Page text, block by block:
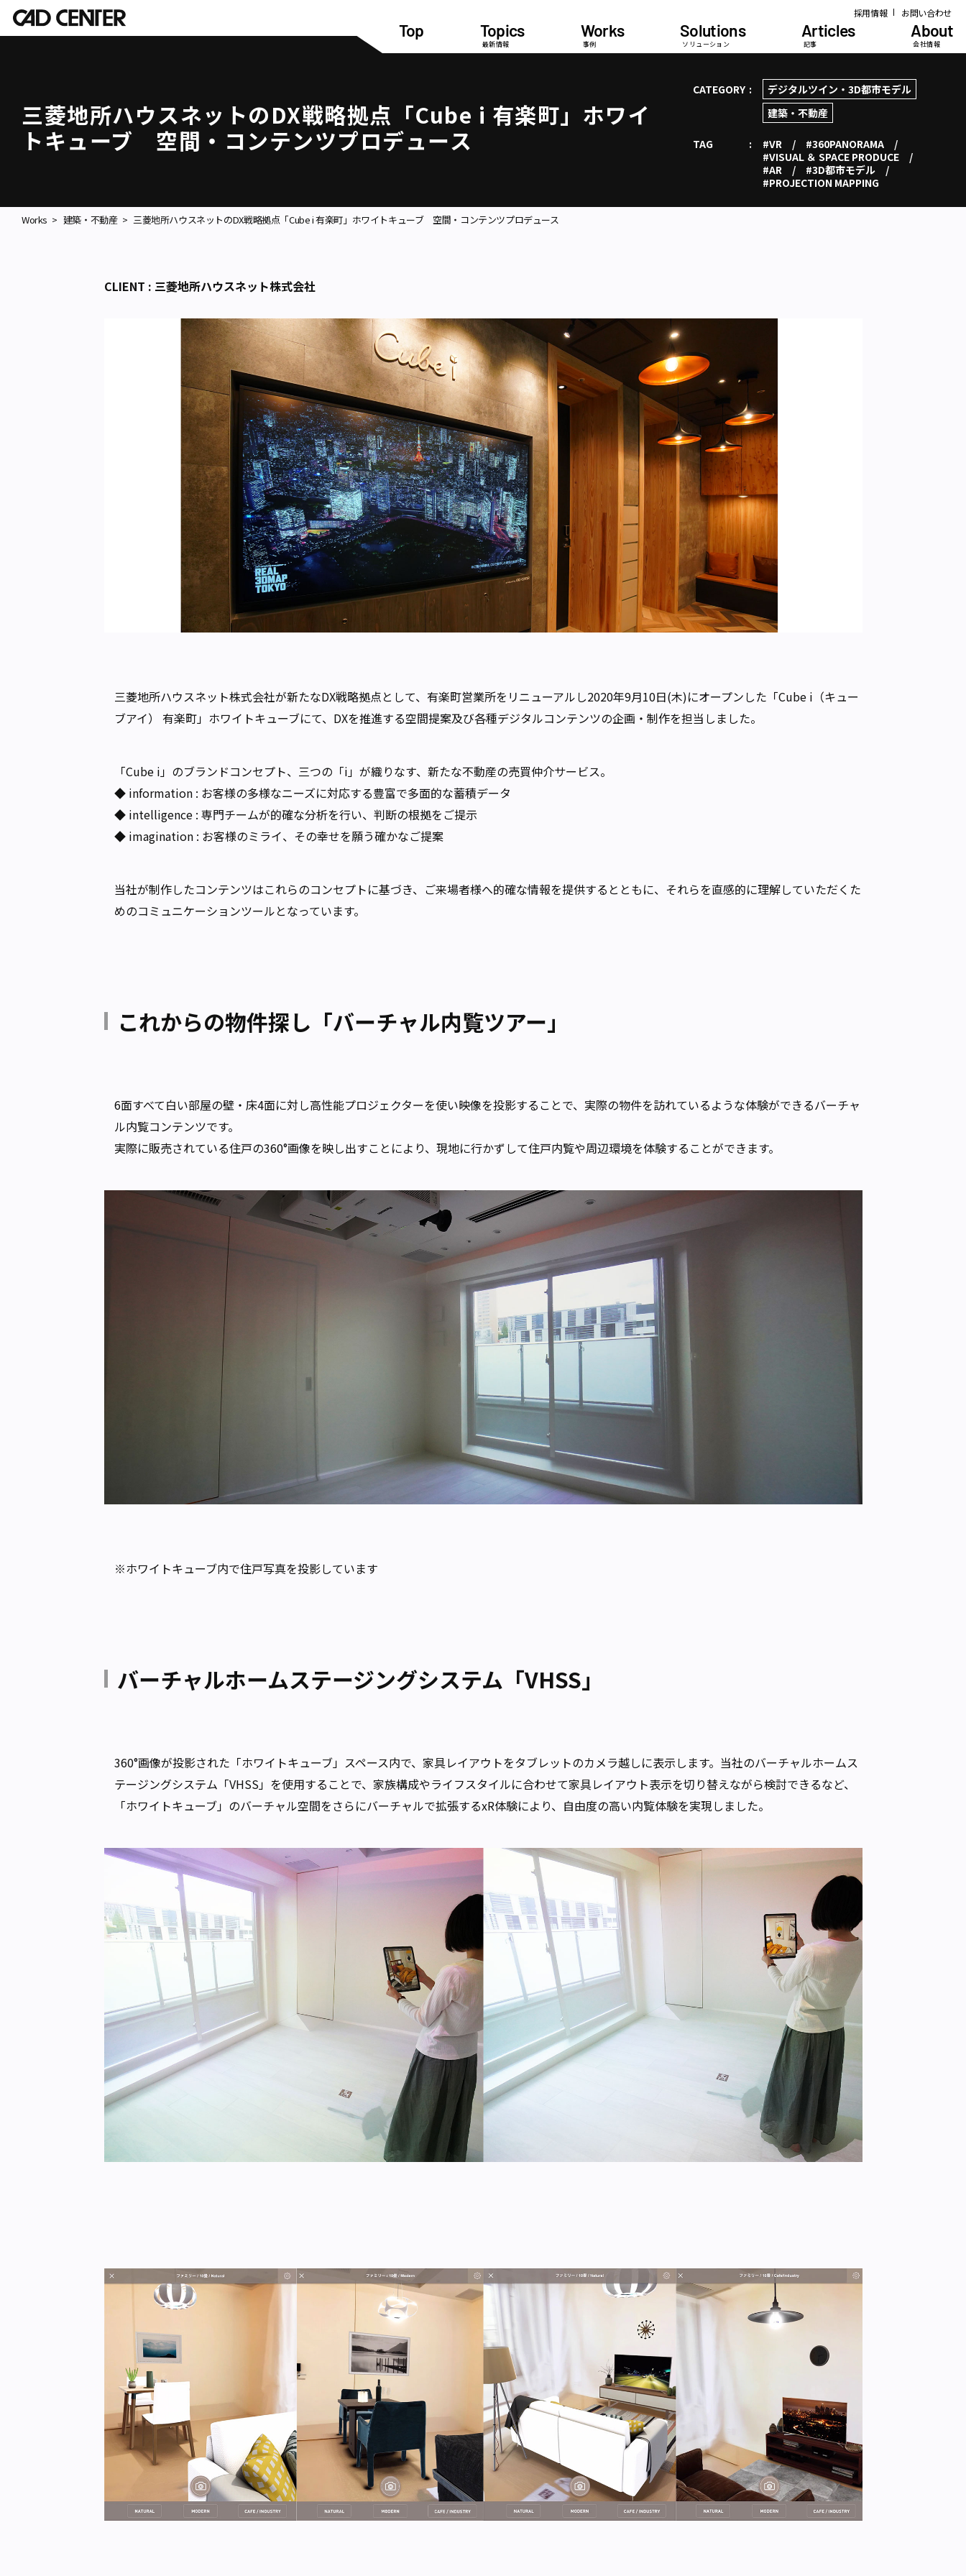
採用情報 お問い合わせ
Top Topics
最新情報
Works
事例
Solutions
ソリューション
Articles
記事
About
会社情報
三菱地所ハウスネットのDX戦略拠点「Cube i 有楽町」ホワイ
トキューブ 空間・コンテンツプロデュース
CATEGORY
デジタルツイン・3D都市モデル
建築・不動産
TAG #VR
#360PANORAMA
#VISUAL ＆ SPACE PRODUCE
#AR
#3D都市モデル
#PROJECTION MAPPING
Works 建築・不動産 三菱地所ハウスネットのDX戦略拠点「Cube i 有楽町」ホワイトキューブ 空間・コンテンツプロデュース
CLIENT : 三菱地所ハウスネット株式会社
三菱地所ハウスネット株式会社が新たなDX戦略拠点として、有楽町営業所をリニューアルし2020年9月10日(木)にオープンした「Cube i（キュー
ブアイ） 有楽町」ホワイトキューブにて、DXを推進する空間提案及び各種デジタルコンテンツの企画・制作を担当しました。
「Cube i」のブランドコンセプト、三つの「i」が織りなす、新たな不動産の売買仲介サービス。
◆ information : お客様の多様なニーズに対応する豊富で多面的な蓄積データ
◆ intelligence : 専門チームが的確な分析を行い、判断の根拠をご提示
◆ imagination : お客様のミライ、その幸せを願う確かなご提案
当社が制作したコンテンツはこれらのコンセプトに基づき、ご来場者様へ的確な情報を提供するとともに、それらを直感的に理解していただくた
めのコミュニケーションツールとなっています。
これからの物件探し「バーチャル内覧ツアー」
6面すべて白い部屋の壁・床4面に対し高性能プロジェクターを使い映像を投影することで、実際の物件を訪れているような体験ができるバーチャ
ル内覧コンテンツです。
実際に販売されている住戸の360°画像を映し出すことにより、現地に行かずして住戸内覧や周辺環境を体験することができます。
※ホワイトキューブ内で住戸写真を投影しています
バーチャルホームステージングシステム「VHSS」
360°画像が投影された「ホワイトキューブ」スペース内で、家具レイアウトをタブレットのカメラ越しに表示します。当社のバーチャルホームス
テージングシステム「VHSS」を使用することで、家族構成やライフスタイルに合わせて家具レイアウト表示を切り替えながら検討できるなど、
「ホワイトキューブ」のバーチャル空間をさらにバーチャルで拡張するxR体験により、自由度の高い内覧体験を実現しました。